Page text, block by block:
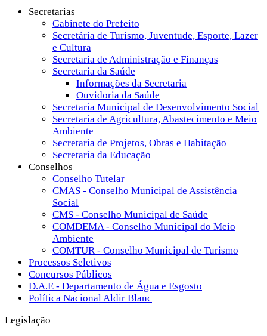
Secretarias
Gabinete do Prefeito
Secretária de Turismo, Juventude, Esporte, Lazer
e Cultura
Secretaria de Administração e Finanças
Secretaria da Saúde
Informações da Secretaria
Ouvidoria da Saúde
Secretaria Municipal de Desenvolvimento Social
Secretaria de Agricultura, Abastecimento e Meio
Ambiente
Secretaria de Projetos, Obras e Habitação
Secretaria da Educação
Conselhos
Conselho Tutelar
CMAS - Conselho Municipal de Assistência
Social
CMS - Conselho Municipal de Saúde
COMDEMA - Conselho Municipal do Meio
Ambiente
COMTUR - Conselho Municipal de Turismo
Processos Seletivos
Concursos Públicos
D.A.E - Departamento de Água e Esgosto
Política Nacional Aldir Blanc
Legislação